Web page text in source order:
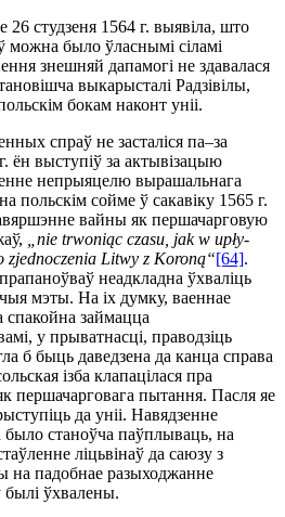
26 студзеня 1564 г. выявіла, што
можна было ўласнымі сіламі
знешняй дапамогі не здавалася
выкарысталі Радзі­вілы,
бокам наконт уніі.
спраў не засталіся па–за
ён выступіў за актывізацыю
непрыяцелю вырашальнага
польскім сойме ў сакавіку 1565 г.
вайны як першачарговую
„nie trwoniąc czasu, jak w upły­
zjednoczenia Litwy z Koroną“[64].
неадкладна ўхваліць
мэты. На іх думку, ваеннае
спакойна займацца
у прыватнасці, праводзіць
б быць даведзена да канца справа
ізба клапацілася пра
першачарговага пытання. Пасля яе
да уніі. Навядзенне
было станоўча паўплываць, на
ліцьвінаў да саюзу з
на падобнае разыходжанне
былі ўхвалены.